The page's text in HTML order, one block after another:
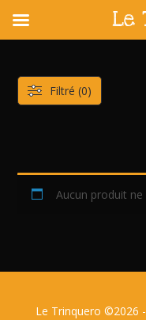
content
Aucun produit
Filtré (0)
Le Trinquero ©2026
Le